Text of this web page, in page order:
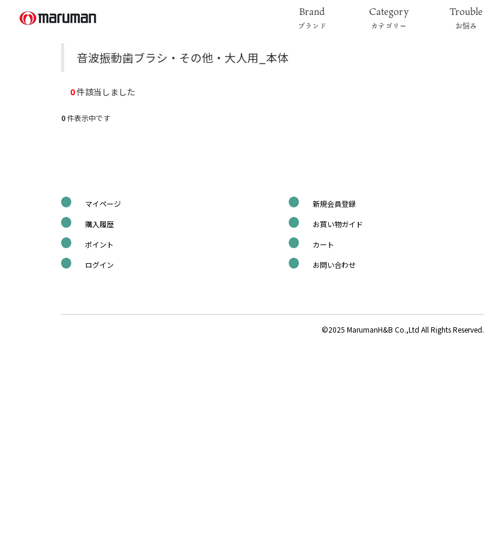
Brand
ブランド
Category
カテゴリー
Trouble
お悩み
音波振動歯ブラシ・その他・大人用_本体
0件該当しました
0件表示中です
マイページ
購入履歴
ポイント
ログイン
新規会員登録
お買い物ガイド
カート
お問い合わせ
©2025 MarumanH&B Co.,Ltd All Rights Reserved.